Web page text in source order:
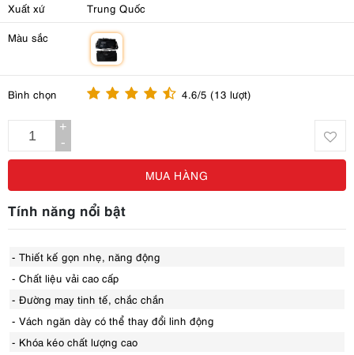
Xuất xứ Trung Quốc
Màu sắc
Bình chọn 4.6/5 (13 lượt)
+
-
MUA HÀNG
Tính năng nổi bật
- Thiết kế gọn nhẹ, năng động
- Chất liệu vải cao cấp
- Đường may tinh tế, chắc chắn
- Vách ngăn dày có thể thay đổi linh động
- Khóa kéo chất lượng cao